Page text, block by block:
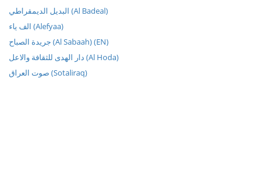
البديل الديمقراطي (Al Badeal)
الف ياء (Alefyaa)
جريدة الصباح (Al Sabaah) (EN)
دار الهدى للثقافة والاعل (Al Hoda)
صوت العراق (Sotaliraq)